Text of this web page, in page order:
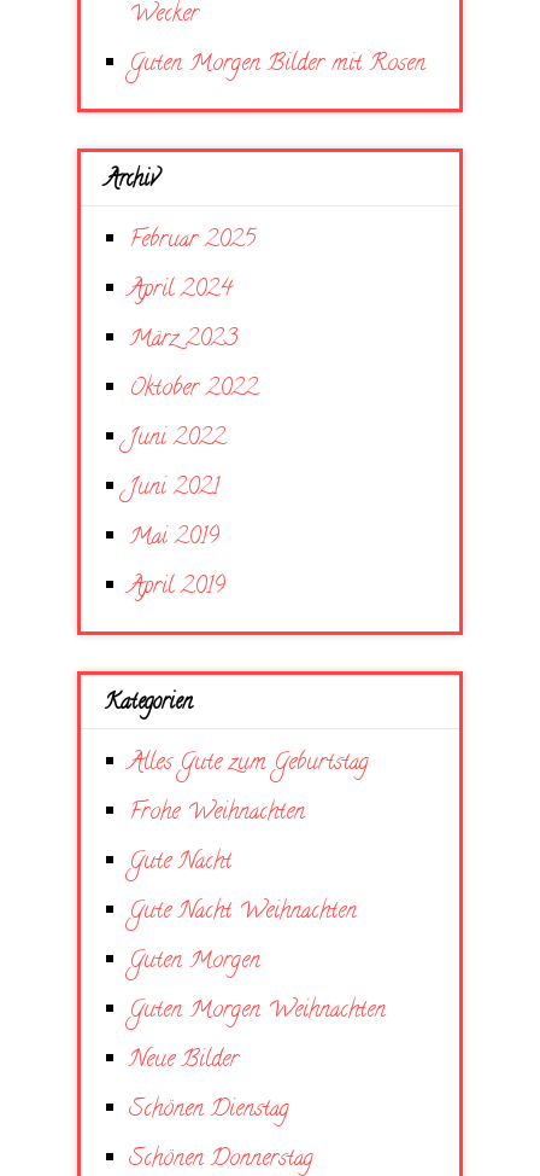
Wecker
Guten Morgen Bilder mit Rosen
Archiv
Februar 2025
April 2024
März 2023
Oktober 2022
Juni 2022
Juni 2021
Mai 2019
April 2019
Kategorien
Alles Gute zum Geburtstag
Frohe Weihnachten
Gute Nacht
Gute Nacht Weihnachten
Guten Morgen
Guten Morgen Weihnachten
Neue Bilder
Schönen Dienstag
Schönen Donnerstag